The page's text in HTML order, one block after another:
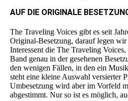
AUF DIE ORIGINALE
The Traveling Voices gibt es seit
Original-Besetzung, darauf legen
Interessent die The Traveling
Band genau in der gesehenen
den wenigen Fällen, in den ein
steht eine kleine Auswahl versierter
Umbesetzung wird aber im Vorfeld
abgestimmt. Nur so ist es möglich,